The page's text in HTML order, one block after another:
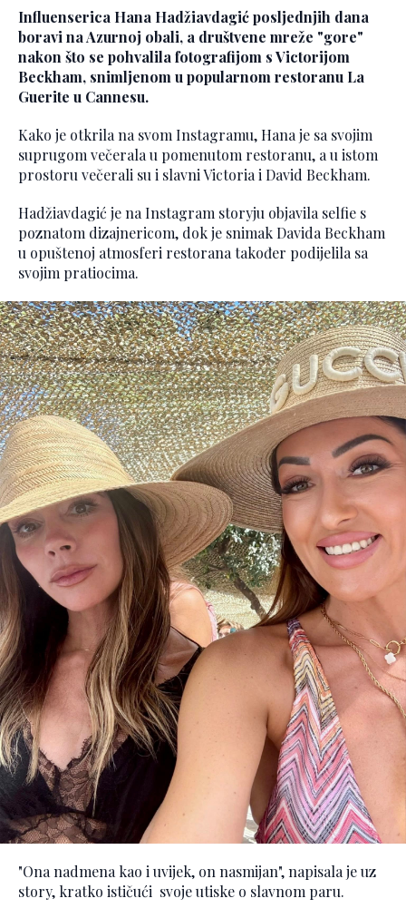
Influenserica Hana Hadžiavdagić posljednjih dana
boravi na Azurnoj obali, a društvene mreže "gore"
nakon što se pohvalila fotografijom s Victorijom
Beckham, snimljenom u popularnom restoranu La
Guerite u Cannesu.
Kako je otkrila na svom Instagramu, Hana je sa svojim
suprugom večerala u pomenutom restoranu, a u istom
prostoru večerali su i slavni Victoria i David Beckham.
Hadžiavdagić je na Instagram storyju objavila selfie s
poznatom dizajnericom, dok je snimak Davida Beckham
u opuštenoj atmosferi restorana također podijelila sa
svojim pratiocima.
"Ona nadmena kao i uvijek, on nasmijan", napisala je uz
story, kratko ističući svoje utiske o slavnom paru.